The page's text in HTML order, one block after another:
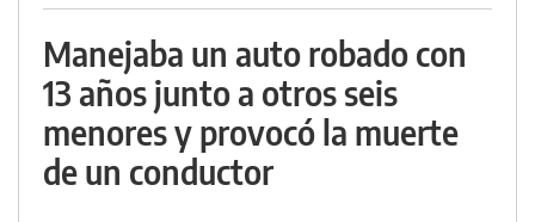
Manejaba un auto robado con
13 años junto a otros seis
menores y provocó la muerte
de un conductor